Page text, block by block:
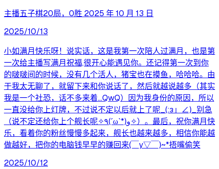
主播五子棋20局，0胜 2025 年 10 月 13 日
2025/10/13
小如满月快乐呀！说实话，这是我第一次陪人过满月，也是第
一次给主播写满月祝福,很开心能遇见你。还记得第一次到你
的啵啵间的时候，没有几个活人，猪宝也在摸鱼，哈哈哈。由
于我太无聊了，就留下来和你说话了，然后就越说越多（其实
我是一个社恐，话不多来着…QwQ）因为我身份的原因，所以
一直没给你上灯牌，不过说不定以后就上了呢_(:з」∠)_别急
（说不定还给你上个舰长呢✧٩(ˊωˋ*)و✧）。最后，祝你满月快
乐，看着你的粉丝慢慢多起来，舰长也越来越多，相信你能越
做越好，把你的电脑钱早早的赚回来(￣y▽￣)~*捂嘴偷笑
2025/10/12